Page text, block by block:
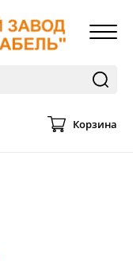
Корзина